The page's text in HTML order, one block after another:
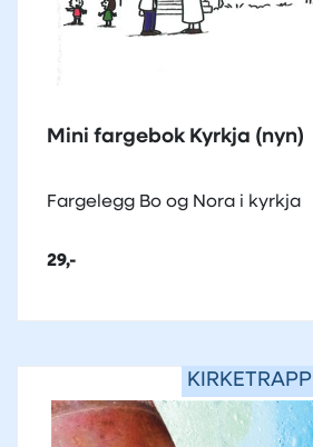
Mini fargebok Kyrkja (nyn)
Fargelegg Bo og Nora i kyrkja
29,-
KIRKETRAPP